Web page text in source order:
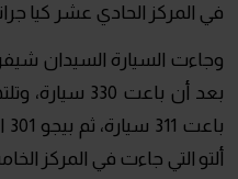
في المركز الحادي عشر كيا جراند
وجاءت السيارة السيدان
ألتو التي جاءت في المركز الخامس